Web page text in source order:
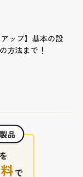
アップ】基本の設
方法まで！